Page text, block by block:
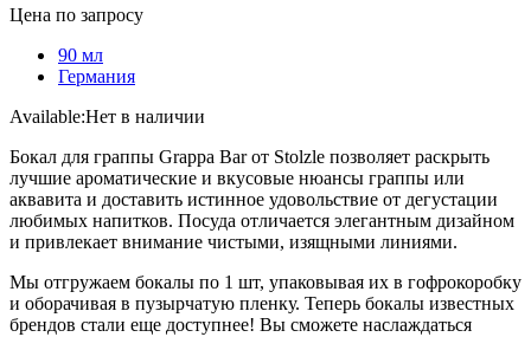
Цена по запросу
90 мл
Германия
Available:Нет в наличии
Бокал для граппы Grappa Bar от Stolzle позволяет раскрыть
лучшие ароматические и вкусовые нюансы граппы или
аквавита и доставить истинное удовольствие от дегустации
любимых напитков. Посуда отличается элегантным дизайном
и привлекает внимание чистыми, изящными линиями.
Мы отгружаем бокалы по 1 шт, упаковывая их в гофрокоробку
и оборачивая в пузырчатую пленку. Теперь бокалы известных
брендов стали еще доступнее! Вы сможете наслаждаться